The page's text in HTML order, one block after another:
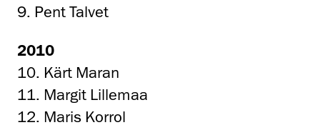
9. Pent Talvet
2010
10. Kärt Maran
11. Margit Lillemaa
12. Maris Korrol